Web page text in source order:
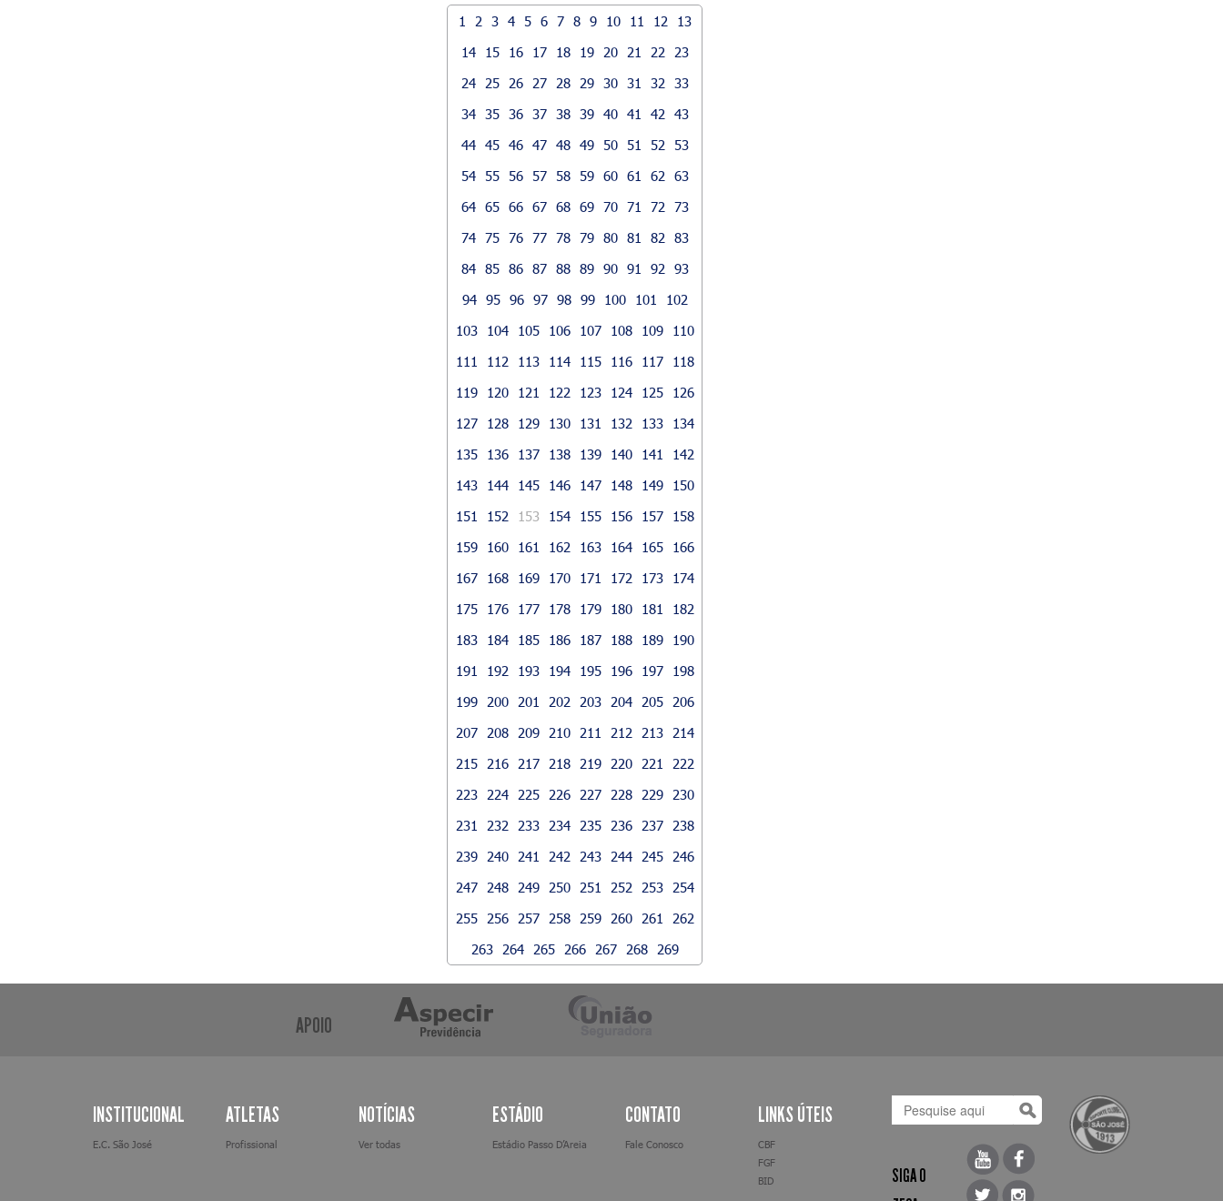
1 2 3 4 5 6 7 8 9 10 11 12
13
14
15 16 17 18 19 20 21 22
23
24
25 26 27 28 29 30 31 32
33
34 35 36 37 38 39 40 41 42
43
44 45 46 47 48 49 50 51 52
53
54 55 56 57 58 59 60 61 62
63
64 65 66 67 68 69 70 71 72
73
74 75 76 77 78 79 80 81 82
83
84 85 86 87 88 89 90 91 92
93
94 95 96 97 98 99 100 101
102
103
104 105 106 107 108 109
110
111
112 113 114 115 116 117
118
119
120 121 122 123 124 125
126
127
128 129 130 131 132 133
134
135
136 137 138 139 140 141
142
143
144 145 146 147 148 149
150
151
152 153 154 155 156 157
158
159
160 161 162 163 164 165
166
167
168 169 170 171 172 173
174
175
176 177 178 179 180 181
182
183
184 185 186 187 188 189
190
191
192 193 194 195 196 197
198
199
200 201 202 203 204 205
206
207
208 209 210 211 212 213
214
215
216 217 218 219 220 221
222
223
224 225 226 227 228 229
230
231
232 233 234 235 236 237
238
239
240 241 242 243 244 245
246
247
248 249 250 251 252 253
254
255
256 257 258 259 260 261
262
263
264 265 266 267 268 269
APOIO
INSTITUCIONAL
E.C. São José
ATLETAS
Profissional
NOTÍCIAS
Ver todas
ESTÁDIO
Estádio Passo D’Areia
CONTATO
Fale Conosco
LINKS ÚTEIS
CBF
FGF
BID
SIGA O